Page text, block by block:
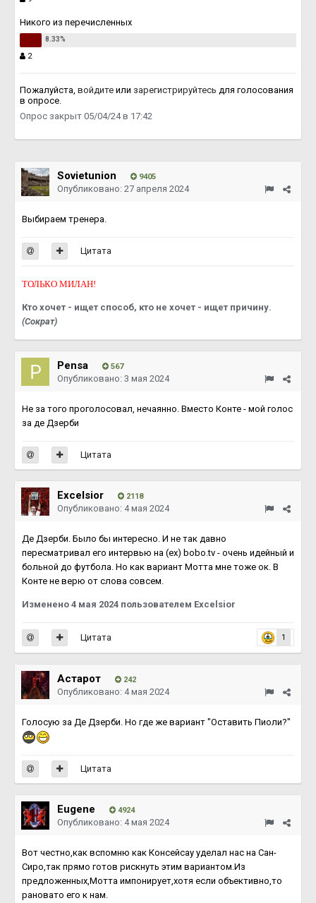
Никого из перечисленных
2
Пожалуйста, войдите или зарегистрируйтесь для голосования
в опросе.
Опрос закрыт 05/04/24 в 17:42
Sovietunion 9405
Опубликовано: 27 апреля 2024
Выбираем тренера.
Цитата
ТОЛЬКО МИЛАН!
Кто хочет - ищет способ, кто не хочет - ищет причину.
(Сократ)
Pensa 567
Опубликовано: 3 мая 2024
Не за того проголосовал, нечаянно. Вместо Конте - мой голос
за де Дзерби
Цитата
Excelsior 2118
Опубликовано: 4 мая 2024
Де Дзерби. Было бы интересно. И не так давно
пересматривал его интервью на (ex) bobo.tv - очень идейный и
больной до футбола. Но как вариант Мотта мне тоже ок. В
Конте не верю от слова совсем.
Изменено 4 мая 2024 пользователем Excelsior
1
Цитата
Астарот 242
Опубликовано: 4 мая 2024
Голосую за Де Дзерби. Но где же вариант "Оставить Пиоли?"
Цитата
Eugene 4924
Опубликовано: 4 мая 2024
Вот честно,как вспомню как Консейсау уделал нас на Сан-
Сиро,так прямо готов рискнуть этим вариантом.Из
предложенных,Мотта импонирует,хотя если объективно,то
рановато его к нам.